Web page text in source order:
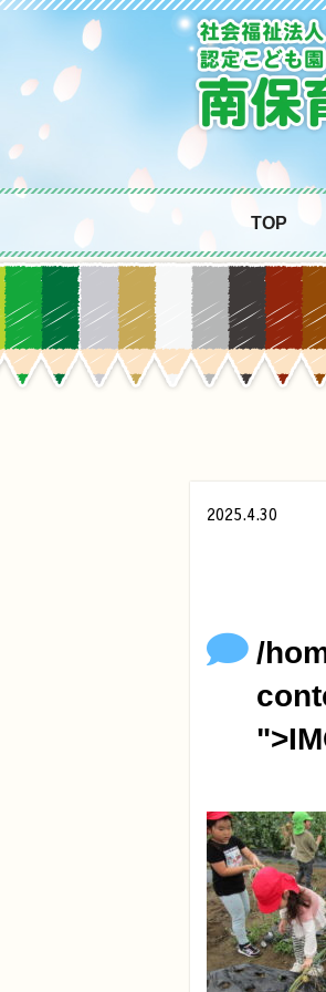
TOP
2025.4.30
/